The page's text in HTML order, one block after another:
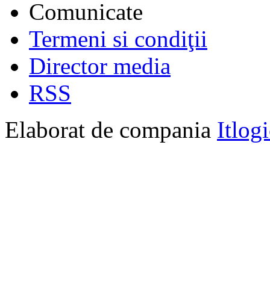
Comunicate
Termeni si condiţii
Director media
RSS
Elaborat de compania